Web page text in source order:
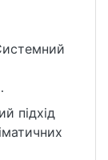
(2
підхід